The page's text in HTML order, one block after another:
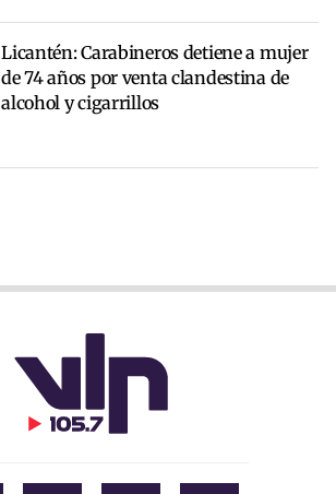
Licantén: Carabineros detiene a mujer
de 74 años por venta clandestina de
alcohol y cigarrillos